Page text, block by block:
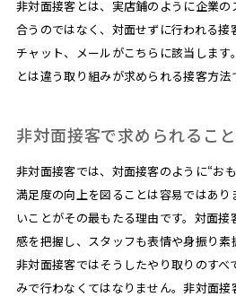
非対面接客とは、実店鋪のように企業の
合うのではなく、対面せずに行われる接
チャット、メールがこちらに該当しま
とは違う取り組みが求められる接客方法
非対面接客で求められること
非対面接客では、対面接客のように“お
満足度の向上を図ることは容易ではあ
いことがその最もたる理由です。対面
感を把握し、スタッフも表情や身振り素
非対面接客ではそうしたやり取りのす
みで行わなくてはなりません。非対面